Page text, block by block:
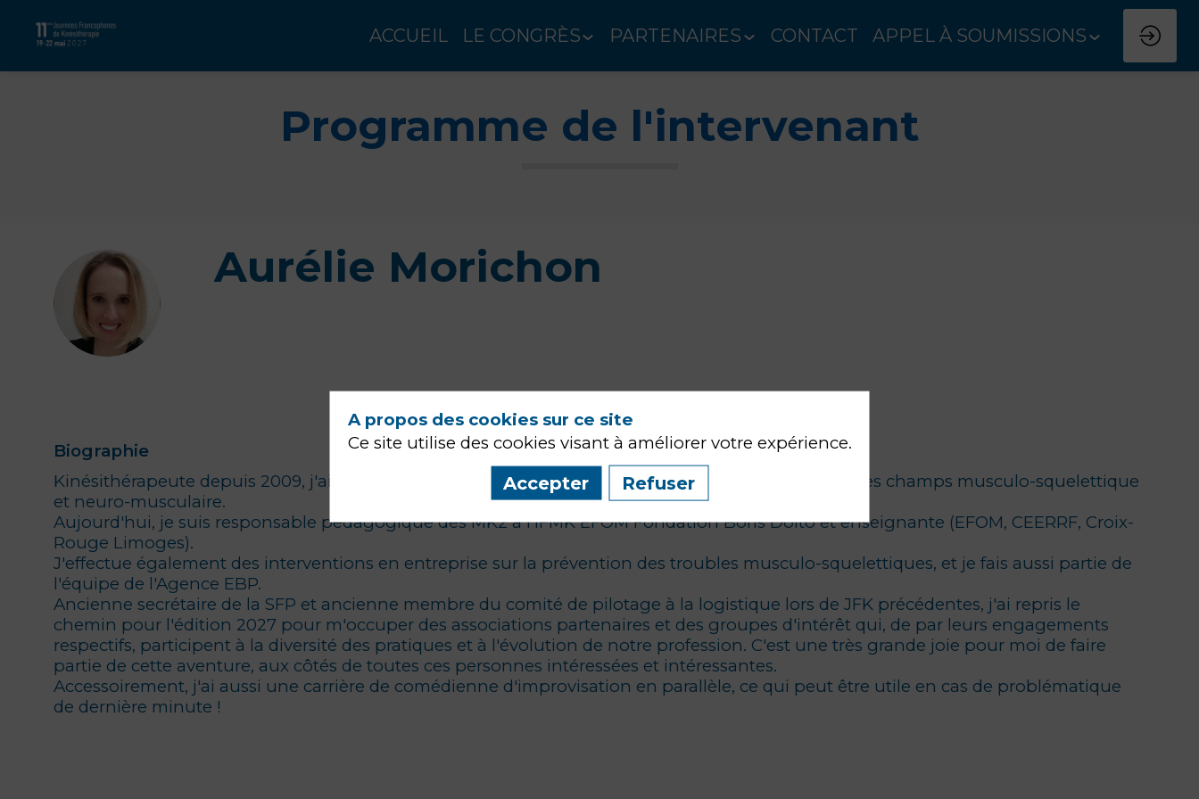
ACCUEIL LE CONGRÈS PARTENAIRES CONTACT APPEL À SOUMISSIONS
Programme de l'intervenant
AM
Aurélie Morichon
Biographie
Kinésithérapeute depuis 2009, j'ai pratiqué en activité mixte jusqu'à 2017 auprès de patients dans les champs musculo-squelettique
et neuro-musculaire.
Aujourd'hui, je suis responsable pédagogique des MK2 à l'IFMK EFOM Fondation Boris Dolto et enseignante (EFOM, CEERRF, Croix-
Rouge Limoges).
J'effectue également des interventions en entreprise sur la prévention des troubles musculo-squelettiques, et je fais aussi partie de
l'équipe de l'Agence EBP.
Ancienne secrétaire de la SFP et ancienne membre du comité de pilotage à la logistique lors de JFK précédentes, j'ai repris le
chemin pour l'édition 2027 pour m'occuper des associations partenaires et des groupes d'intérêt qui, de par leurs engagements
respectifs, participent à la diversité des pratiques et à l'évolution de notre profession. C'est une très grande joie pour moi de faire
partie de cette aventure, aux côtés de toutes ces personnes intéressées et intéressantes.
Accessoirement, j'ai aussi une carrière de comédienne d'improvisation en parallèle, ce qui peut être utile en cas de problématique
de dernière minute !
A propos des cookies sur ce site
Ce site utilise des cookies visant à améliorer votre expérience.
Accepter Refuser